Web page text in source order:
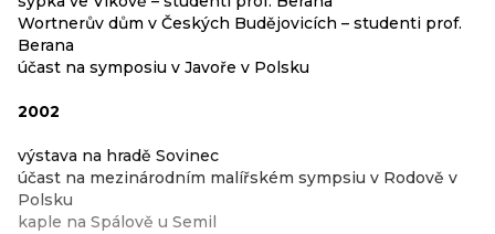
Wortnerův dům v Českých Budějovicích – studenti prof.
Berana
účast na symposiu v Javoře v Polsku
2002
výstava na hradě Sovinec
účast na mezinárodním malířském sympsiu v Rodově v
Polsku
kaple na Spálově u Semil